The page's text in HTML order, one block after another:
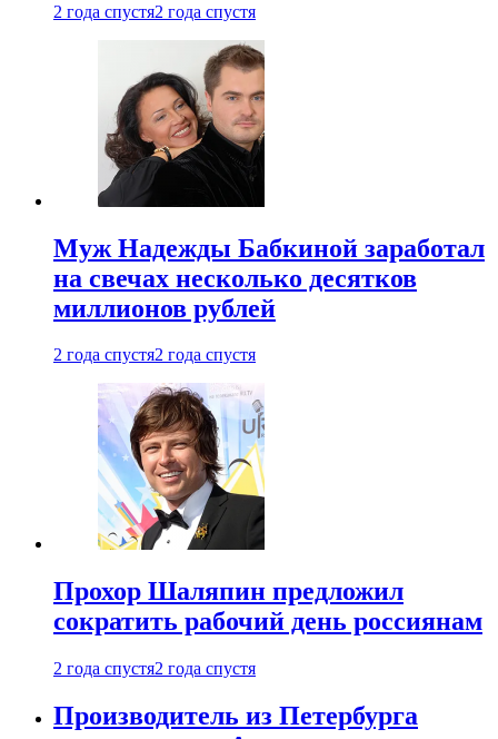
2 года спустя2 года спустя
Муж Надежды Бабкиной заработал
на свечах несколько десятков
миллионов рублей
2 года спустя2 года спустя
Прохор Шаляпин предложил
сократить рабочий день россиянам
2 года спустя2 года спустя
Производитель из Петербурга